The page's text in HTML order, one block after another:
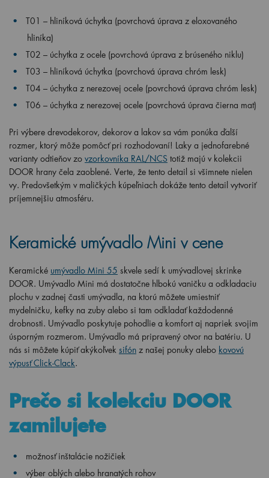
T01 – hliníková úchytka (povrchová úprava z eloxovaného
hliníka)
T02 – úchytka z ocele (povrchová úprava z brúseného niklu)
T03 – hliníková úchytka (povrchová úprava chróm lesk)
T04 – úchytka z nerezovej ocele (povrchová úprava chróm lesk)
T06 – úchytka z nerezovej ocele (povrchová úprava čierna mat)
Pri výbere drevodekorov, dekorov a lakov sa vám ponúka ďalší
rozmer, ktorý môže pomôcť pri rozhodovaní! Laky a jednofarebné
varianty odtieňov zo vzorkovníka RAL/NCS totiž majú v kolekcii
DOOR hrany čela zaoblené. Verte, že tento detail si všimnete nielen
vy. Predovšetkým v maličkých kúpeľniach dokáže tento detail vytvoriť
príjemnejšiu atmosféru.
Keramické umývadlo Mini v cene
Keramické umývadlo Mini 55 skvele sedí k umývadlovej skrinke
DOOR. Umývadlo Mini má dostatočne hlbokú vaničku a odkladaciu
plochu v zadnej časti umývadla, na ktorú môžete umiestniť
mydelničku, kefky na zuby alebo si tam odkladať každodenné
drobnosti. Umývadlo poskytuje pohodlie a komfort aj napriek svojim
úsporným rozmerom. Umývadlo má pripravený otvor na batériu. U
nás si môžete kúpiť akýkoľvek sifón z našej ponuky alebo kovovú
výpusť Click-Clack.
Prečo si kolekciu DOOR
zamilujete
možnosť inštalácie nožičiek
výber oblých alebo hranatých rohov